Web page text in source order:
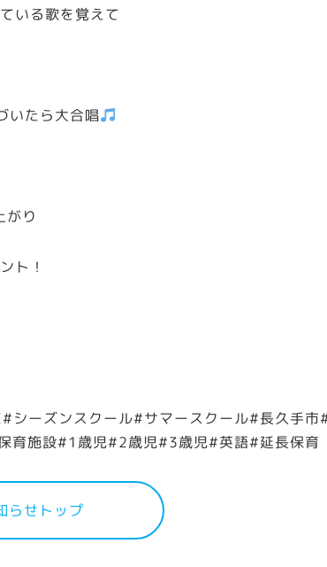
いる歌を覚えて
いたら大合唱
がり
ト！
シーズンスクール#サマースクール#長久手市
育施設#1歳児#2歳児#3歳児#英語#延長保育
らせトップ